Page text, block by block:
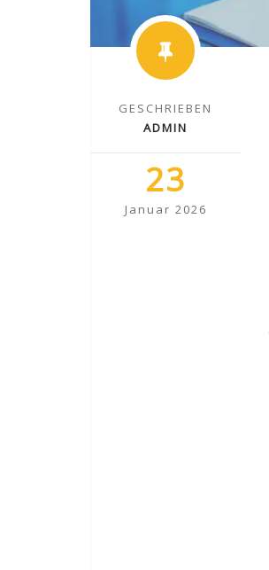
GESCHRIEBEN
ADMIN
23
Januar 2026